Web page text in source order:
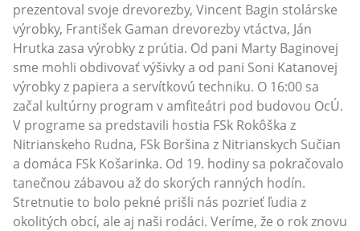
prezentoval svoje drevorezby, Vincent Bagin stolárske
výrobky, František Gaman drevorezby vtáctva, Ján
Hrutka zasa výrobky z prútia. Od pani Marty Baginovej
sme mohli obdivovať výšivky a od pani Soni Katanovej
výrobky z papiera a servítkovú techniku. O 16:00 sa
začal kultúrny program v amfiteátri pod budovou OcÚ.
V programe sa predstavili hostia FSk Rokôška z
Nitrianskeho Rudna, FSk Boršina z Nitrianskych Sučian
a domáca FSk Košarinka. Od 19. hodiny sa pokračovalo
tanečnou zábavou až do skorých ranných hodín.
Stretnutie to bolo pekné prišli nás pozrieť ľudia z
okolitých obcí, ale aj naši rodáci. Veríme, že o rok znovu